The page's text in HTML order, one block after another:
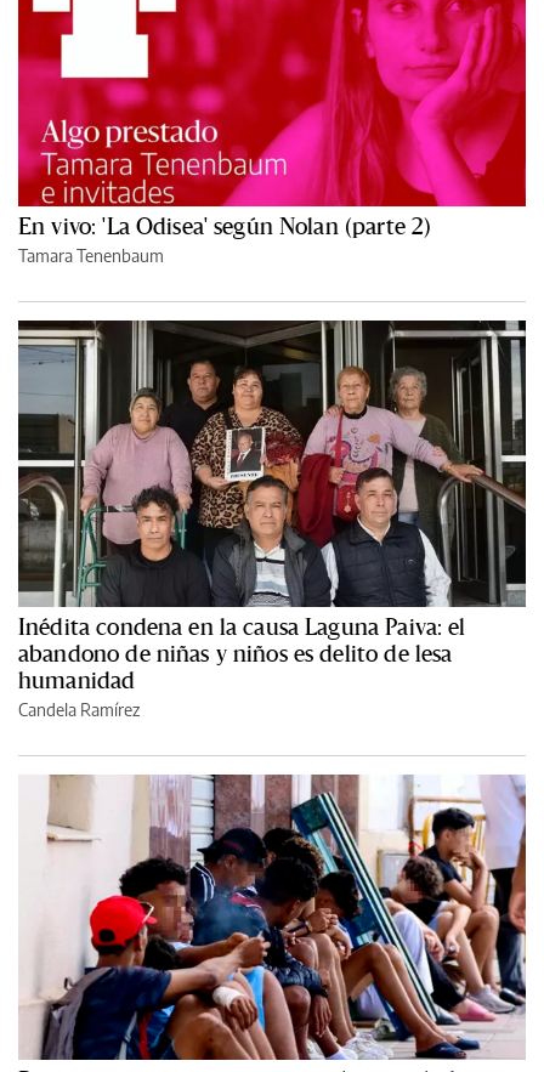
En vivo: 'La Odisea' según Nolan (parte 2)
Tamara Tenenbaum
Inédita condena en la causa Laguna Paiva: el
abandono de niñas y niños es delito de lesa
humanidad
Candela Ramírez